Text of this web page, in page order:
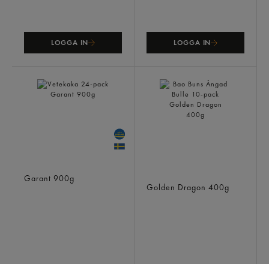
LOGGA IN LOGGA IN
Garant 900g
Golden Dragon 400g